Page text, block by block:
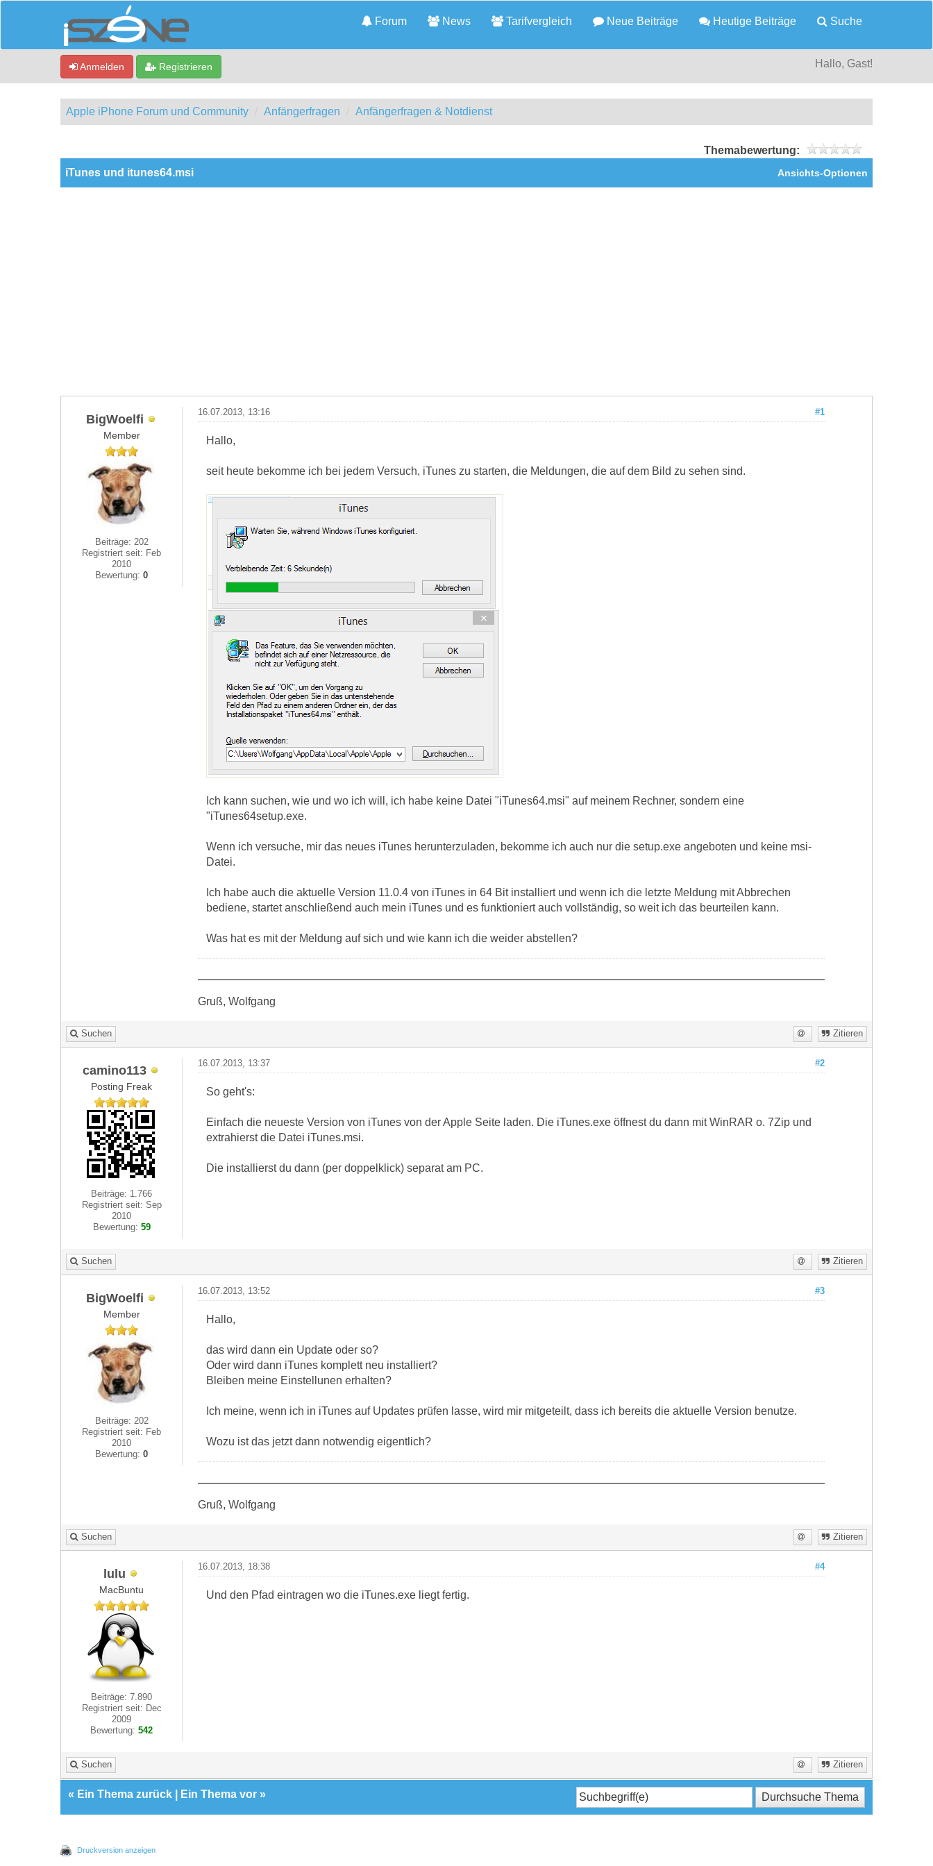
Forum News Tarifvergleich Neue Beiträge Heutige Beiträge Suche
Anmelden Registrieren Hallo, Gast!
Apple iPhone Forum und Community Anfängerfragen Anfängerfragen & Notdienst
Themabewertung:
Ansichts-Optionen
iTunes und itunes64.msi
BigWoelfi
Member
Beiträge: 202
Registriert seit: Feb
2010
Bewertung:0
#1
16.07.2013, 13:16
Hallo,
seit heute bekomme ich bei jedem Versuch, iTunes zu starten, die Meldungen, die auf dem Bild zu sehen sind.
Ich kann suchen, wie und wo ich will, ich habe keine Datei "iTunes64.msi" auf meinem Rechner, sondern eine
"iTunes64setup.exe.
Wenn ich versuche, mir das neues iTunes herunterzuladen, bekomme ich auch nur die setup.exe angeboten und keine msi-
Datei.
Ich habe auch die aktuelle Version 11.0.4 von iTunes in 64 Bit installiert und wenn ich die letzte Meldung mit Abbrechen
bediene, startet anschließend auch mein iTunes und es funktioniert auch vollständig, so weit ich das beurteilen kann.
Was hat es mit der Meldung auf sich und wie kann ich die weider abstellen?
Gruß, Wolfgang
Suchen Zitieren
camino113
Posting Freak
Beiträge: 1.766
Registriert seit: Sep
2010
Bewertung: 59
#2
16.07.2013, 13:37
So geht's:
Einfach die neueste Version von iTunes von der Apple Seite laden. Die iTunes.exe öffnest du dann mit WinRAR o. 7Zip und
extrahierst die Datei iTunes.msi.
Die installierst du dann (per doppelklick) separat am PC.
Suchen Zitieren
BigWoelfi
Member
Beiträge: 202
Registriert seit: Feb
2010
Bewertung:0
#3
16.07.2013, 13:52
Hallo,
das wird dann ein Update oder so?
Oder wird dann iTunes komplett neu installiert?
Bleiben meine Einstellunen erhalten?
Ich meine, wenn ich in iTunes auf Updates prüfen lasse, wird mir mitgeteilt, dass ich bereits die aktuelle Version benutze.
Wozu ist das jetzt dann notwendig eigentlich?
Gruß, Wolfgang
Suchen Zitieren
lulu
MacBuntu
Beiträge: 7.890
Registriert seit: Dec
2009
Bewertung:542
#4
16.07.2013, 18:38
Und den Pfad eintragen wo die iTunes.exe liegt fertig.
Suchen Zitieren
« Ein Thema zurück Ein Thema vor »
Druckversion anzeigen